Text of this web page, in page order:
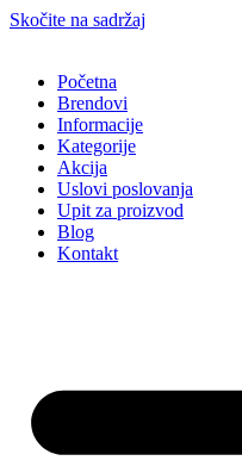
Skočite na sadržaj
Početna
Brendovi
Informacije
Kategorije
Akcija
Uslovi poslovanja
Upit za proizvod
Blog
Kontakt